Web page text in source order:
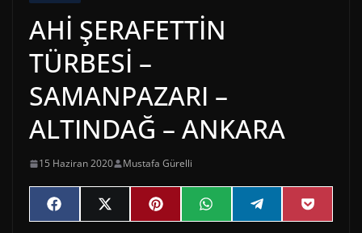
AHİ ŞERAFETTİN
TÜRBESİ –
SAMANPAZARI –
ALTINDAĞ – ANKARA
15 Haziran 2020 Mustafa Gürelli
Share
on
F
a
Share
on
X
(
Share
on
P
i
Share
on
W
h
Share
on
e
Share
on
P
o